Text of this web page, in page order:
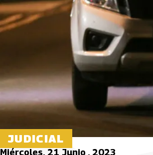
JUDICIAL
Miércoles, 21 Junio , 2023